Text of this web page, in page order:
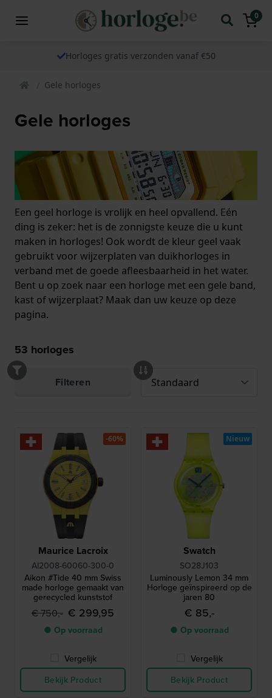
0
Horloges gratis verzonden vanaf €50
Gele horloges
Gele horloges
Een geel horloge is vrolijk en heel opvallend. Eén
ding is zeker: het is de zonnigste keuze die u kunt
maken in horloges! Ook wordt de kleur geel vaak
gebruikt voor wijzerplaten van duikhorloges in
verband met de goede afleesbaarheid in het water.
Bent u op zoek naar een horloge met een gele band,
kast of wijzerplaat? Maak dan uw keuze op deze
pagina.
53 horloges
Filteren
Maurice Lacroix
AI2008-60060-300-0
Aikon #Tide 40 mm Swiss
made horloge gemaakt van
gerecycled kunststof
€ 750,- € 299,95
● Op voorraad
Vergelijk
Bekijk Product
-60%
Swatch
SO28J103
Luminously Lemon 34 mm
Horloge geïnspireerd op de
jaren 80
€ 85,-
● Op voorraad
Vergelijk
Bekijk Product
Nieuw